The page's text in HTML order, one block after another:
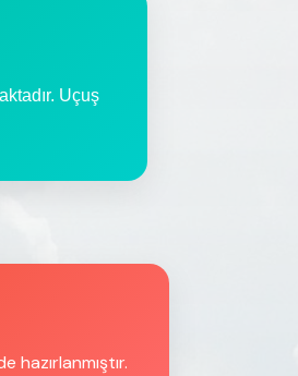
Uçuş
hazırlanmıştır.